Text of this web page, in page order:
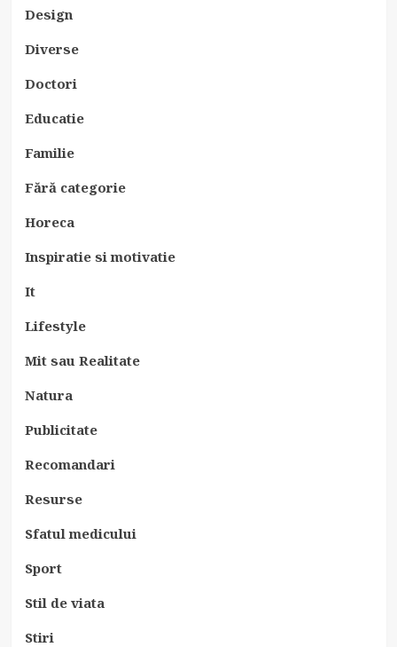
Design
Diverse
Doctori
Educatie
Familie
Fără categorie
Horeca
Inspiratie si motivatie
It
Lifestyle
Mit sau Realitate
Natura
Publicitate
Recomandari
Resurse
Sfatul medicului
Sport
Stil de viata
Stiri